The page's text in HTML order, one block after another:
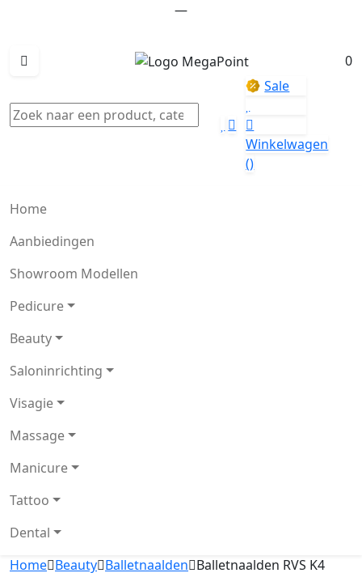
—
0
Sale
Winkelwagen
()
Home
Aanbiedingen
Showroom Modellen
Pedicure
Beauty
Saloninrichting
Visagie
Massage
Manicure
Tattoo
Dental
Home Beauty Balletnaalden Balletnaalden RVS K4